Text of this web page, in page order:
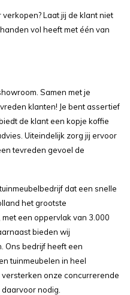
Laat jij de klant niet
vol heeft met één van
Samen met je
klanten! Je bent assertief
de klant een kopje koffie
Uiteindelijk zorg jij ervoor
tevreden gevoel de
dat een snelle
het grootste
een oppervlak van 3.000
bieden wij
Ons bedrijf heeft een
tuinmeubelen in heel
onze concurrerende
nodig.